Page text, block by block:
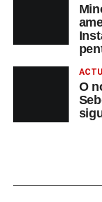
stabilit că o
care conducea
a intrat în
regulamentar
un bărbat de
În urma
bărbatul de 62
O